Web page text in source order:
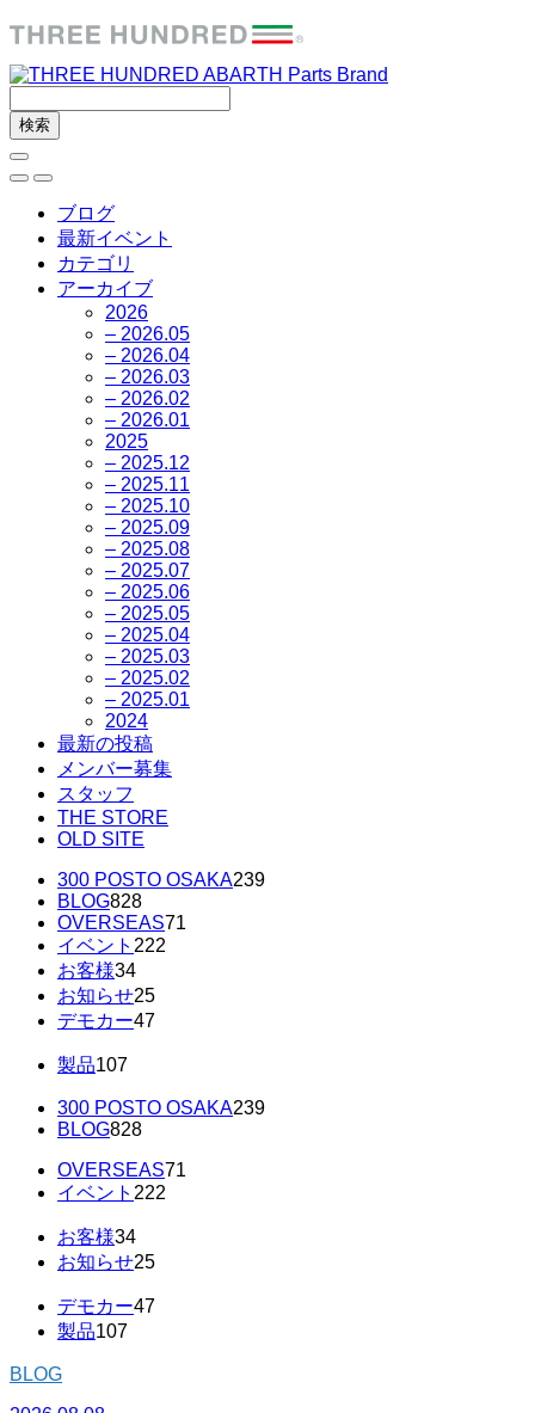
ブログ
最新イベント
カテゴリ
アーカイブ
2026
– 2026.05
– 2026.04
– 2026.03
– 2026.02
– 2026.01
2025
– 2025.12
– 2025.11
– 2025.10
– 2025.09
– 2025.08
– 2025.07
– 2025.06
– 2025.05
– 2025.04
– 2025.03
– 2025.02
– 2025.01
2024
最新の投稿
メンバー募集
スタッフ
THE STORE
OLD SITE
300 POSTO OSAKA239
BLOG828
OVERSEAS71
イベント 222
お客様34
お知らせ25
デモカー47
製品107
300 POSTO OSAKA239
BLOG828
OVERSEAS71
イベント 222
お客様34
お知らせ25
デモカー47
製品107
BLOG